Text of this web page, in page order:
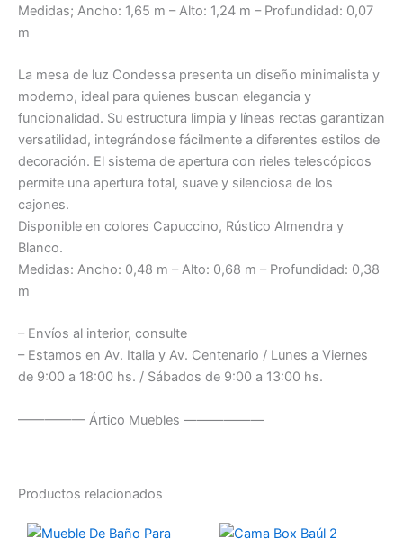
Medidas; Ancho: 1,65 m – Alto: 1,24 m – Profundidad: 0,07
m
La mesa de luz Condessa presenta un diseño minimalista y
moderno, ideal para quienes buscan elegancia y
funcionalidad. Su estructura limpia y líneas rectas garantizan
versatilidad, integrándose fácilmente a diferentes estilos de
decoración. El sistema de apertura con rieles telescópicos
permite una apertura total, suave y silenciosa de los
cajones.
Disponible en colores Capuccino, Rústico Almendra y
Blanco.
Medidas: Ancho: 0,48 m – Alto: 0,68 m – Profundidad: 0,38
m
– Envíos al interior, consulte
– Estamos en Av. Italia y Av. Centenario / Lunes a Viernes
de 9:00 a 18:00 hs. / Sábados de 9:00 a 13:00 hs.
————— Ártico Muebles ——————
Productos relacionados